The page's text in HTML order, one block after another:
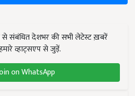
से संबंधित देशभर की सभी लेटेस्ट ख़बरें
व्हाट्सएप से जुड़ें.
on WhatsApp